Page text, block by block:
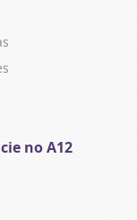
no A12